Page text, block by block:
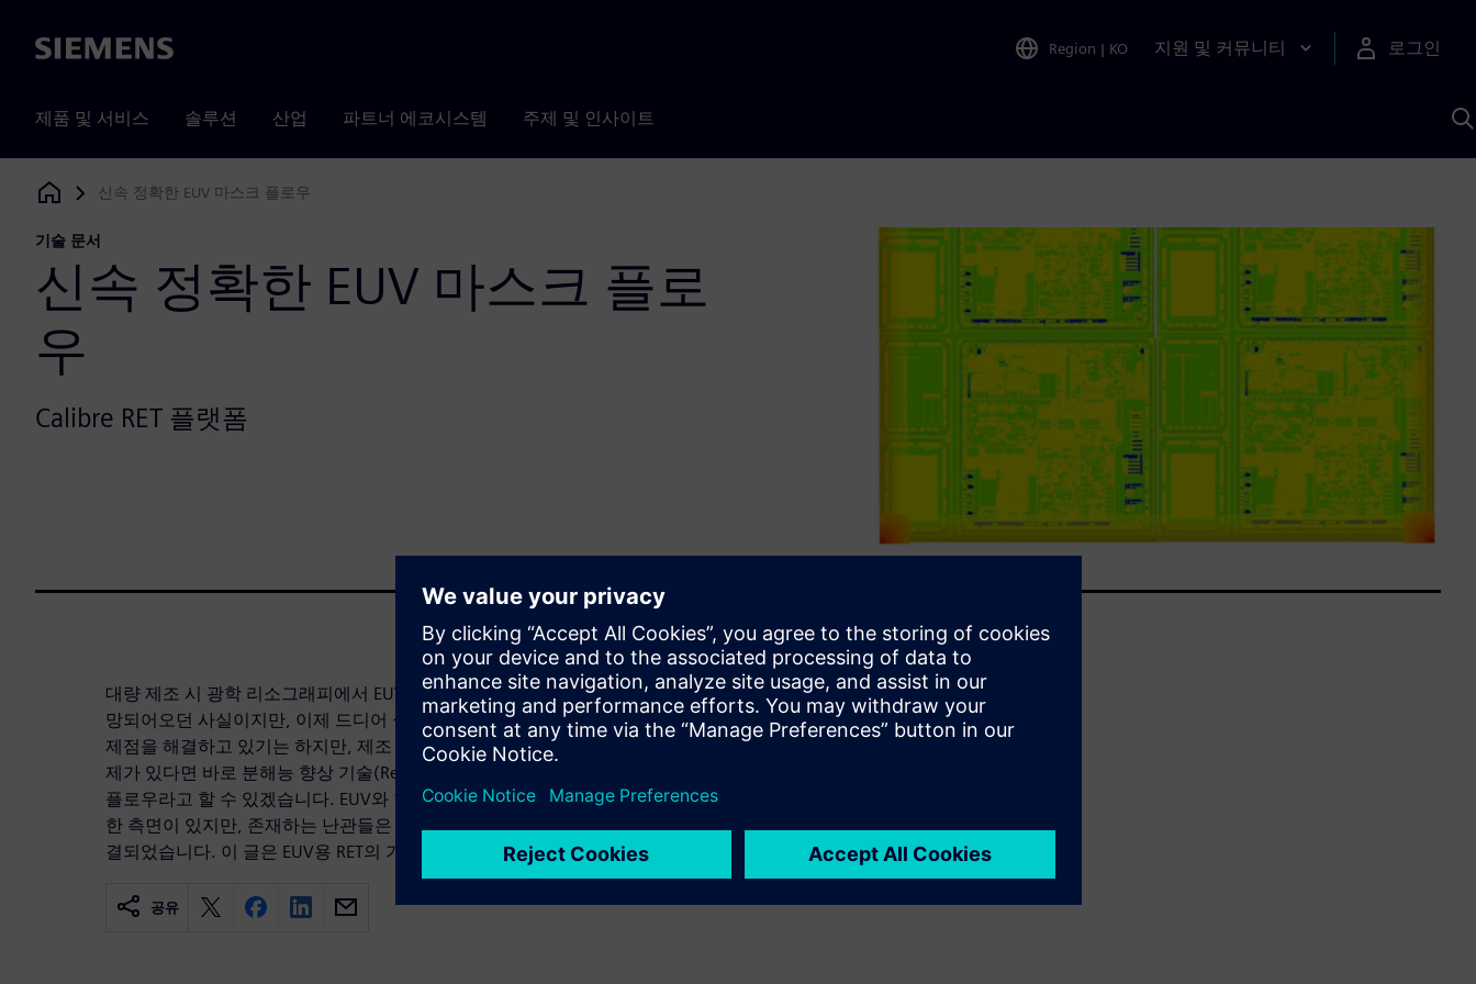
Siemens Region | KO 지원 및 커뮤니티 로그인
제품 및 서비스 솔루션 산업 파트너 에코시스템 주제 및 인사이트
Siemens Digital Industries Software
신속 정확한 EUV 마스크 플로우
기술 문서
신속 정확한 EUV 마스크 플로
우
Calibre RET 플랫폼
대량 제조 시 광학 리소그래피에서 EUV 사용으로의 전환은 벌써 오래전부터 전
망되어오던 사실이지만, 이제 드디어 실현되기 시작했습니다. 아직 여러 가지 문
제점을 해결하고 있기는 하지만, 제조 분야에서 EUV를 가로막지 않는 한 가지 문
제가 있다면 바로 분해능 향상 기술(Resolution Enhancement Technology, RET)
플로우라고 할 수 있겠습니다. EUV와 함께 적용하는 RET에는 분명 몇 가지 고유
한 측면이 있지만, 존재하는 난관들은 Calibre의 EUV 제품 및 기술로 완벽하게 해
결되었습니다. 이 글은 EUV용 RET의 기본을 설명한 것입니다.
공유